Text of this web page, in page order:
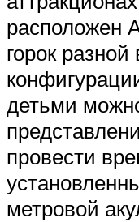
расположен
горок
детьми
провести
метровой